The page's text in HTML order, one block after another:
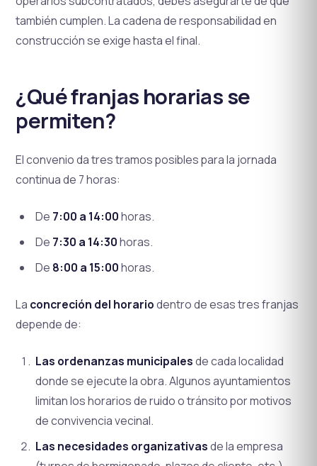
también cumplen. La cadena de responsabilidad en
construcción se exige hasta el final.
¿Qué franjas horarias se
permiten?
El convenio da tres tramos posibles para la jornada
continua de 7 horas:
De 7:00 a 14:00horas.
De 7:30 a 14:30horas.
De 8:00 a 15:00horas.
La concreción del horariodentro de esas tres franjas
depende de:
Las ordenanzas municipalesde cada localidad
donde se ejecute la obra. Algunos ayuntamientos
limitan los horarios de ruido o tránsito por motivos
de convivencia vecinal.
Las necesidades organizativasde la empresa